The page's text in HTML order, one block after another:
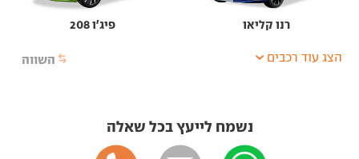
רנו קליאו פיג'ו 208
השווה הצג עוד רכבים
נשמח לייעץ בכל שאלה